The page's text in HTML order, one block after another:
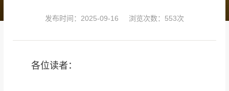
发布时间：2025-09-16 浏览次数： 553次
各位读者：